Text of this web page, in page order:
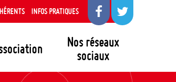
Nos réseaux
sociaux
INFOS PRATIQUES